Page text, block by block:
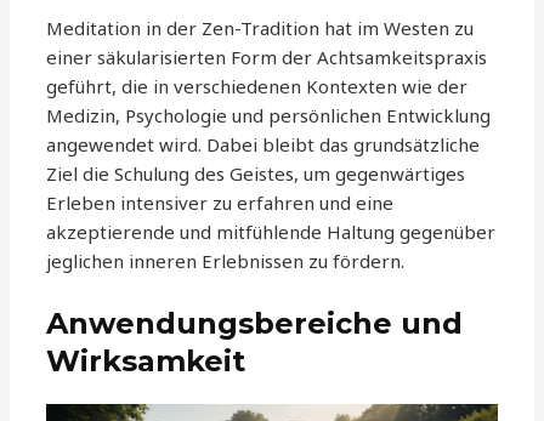
Meditation in der Zen-Tradition hat im Westen zu
einer säkularisierten Form der Achtsamkeitspraxis
geführt, die in verschiedenen Kontexten wie der
Medizin, Psychologie und persönlichen Entwicklung
angewendet wird. Dabei bleibt das grundsätzliche
Ziel die Schulung des Geistes, um gegenwärtiges
Erleben intensiver zu erfahren und eine
akzeptierende und mitfühlende Haltung gegenüber
jeglichen inneren Erlebnissen zu fördern.
Anwendungsbereiche und
Wirksamkeit